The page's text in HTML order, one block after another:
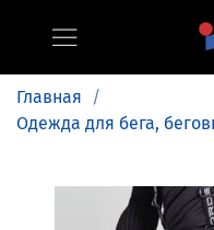
Главная
Одежда для бега,